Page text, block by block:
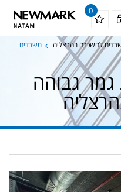
0
להשכרה בהרצליה
משרדים
גבוהה